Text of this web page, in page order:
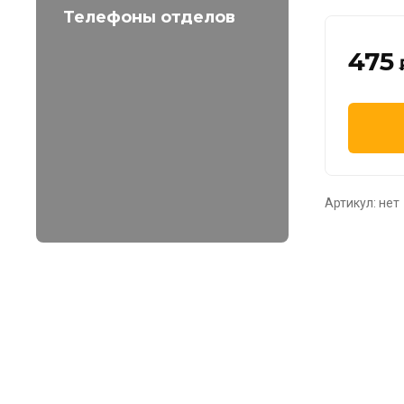
Телефоны отделов
475
Артикул: нет